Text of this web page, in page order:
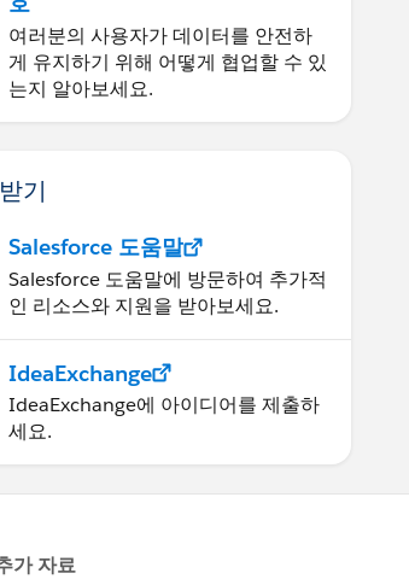
여러분의 사용자가 데이터를 안전하
게 유지하기 위해 어떻게 협업할 수 있
는지 알아보세요.
기
Salesforce 도움말
Salesforce 도움말에 방문하여 추가적
인 리소스와 지원을 받아보세요.
IdeaExchange
IdeaExchange에 아이디어를 제출하
세요.